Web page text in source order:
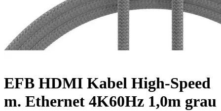
EFB HDMI Kabel High-Speed
m. Ethernet 4K60Hz 1,0m grau